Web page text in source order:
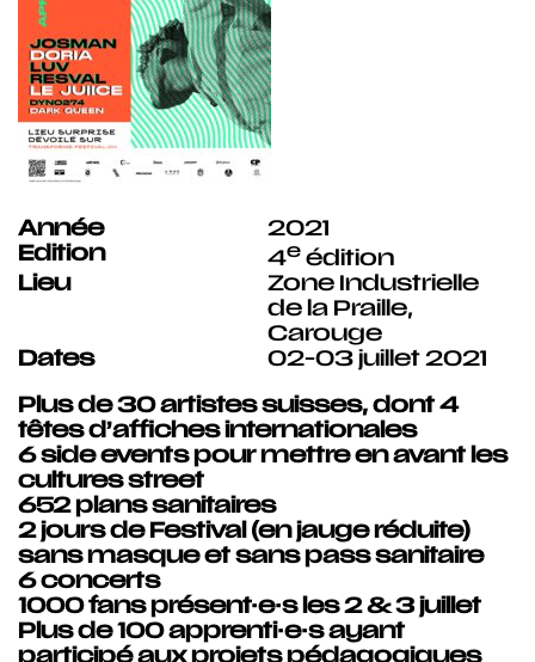
Année
2021
Edition
4e édition
Lieu
Zone Industrielle
de la Praille,
Carouge
Dates
02-03 juillet 2021
Plus de30 artistessuisses, dont 4
têtes d’affiches internationales
6 side eventspour mettre en avant les
cultures street
652 plans sanitaires
2 jours de Festival(en jauge réduite)
sans masque et sans pass sanitaire
6 concerts
1000 fansprésent·e·s les 2 & 3 juillet
Plus de100 apprenti·e·sayant